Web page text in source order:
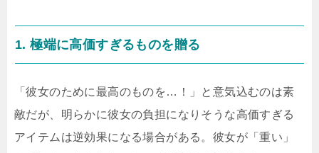
1. 極端に高価すぎるものを贈る
「彼女のために最高のものを…！」と意気込むのは素
敵だが、明らかに彼女の負担になりそうな高価すぎる
アイテムは逆効果になる場合がある。彼女が「重い」